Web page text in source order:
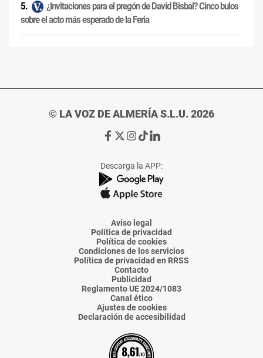
¿Invitaciones para el pregón de David Bisbal? Cinco bulos
sobre el acto más esperado de la Feria
© LA VOZ DE ALMERÍA S.L.U. 2026
Ir
de
La
Voz
Almería
Ir
de
La
Voz
Almería
Ir
de
La
Voz
Almería
Ir
de
La
Voz
Almería
Ir
de
La
Voz
Descarga la APP:
Aviso legal
Política de privacidad
Política de cookies
Condiciones de los servicios
Política de privacidad en RRSS
Contacto
Publicidad
Reglamento UE 2024/1083
Canal ético
Ajustes de cookies
Declaración de accesibilidad